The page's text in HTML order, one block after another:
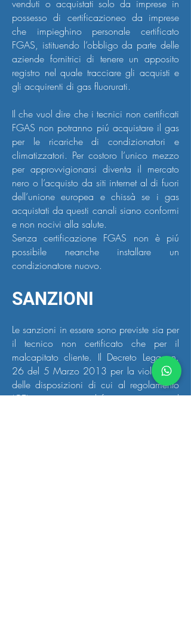
venduti o acquistati solo da imprese in
possesso di certificazioneo da imprese
che impieghino personale certificato
FGAS, istituendo l’obbligo da parte delle
aziende fornitrici di tenere un apposito
registro nel quale tracciare gli acquisti e
gli acquirenti di gas fluorurati.
Il che vuol dire che i tecnici non certificati
FGAS non potranno piú acquistare il gas
per le ricariche di condizionatori e
climatizzatori. Per costoro l’unico mezzo
per approvvigionarsi diventa il mercato
nero o l’acquisto da siti internet al di fuori
dell’unione europea e chissà se i gas
acquistati da questi canali siano conformi
e non nocivi alla salute.
Senza certificazione FGAS non è piú
possibile neanche installare un
condizionatore nuovo.
SANZIONI
Le sanzioni in essere sono previste sia per
il tecnico non certificato che per il
malcapitato cliente. Il Decreto Legge n.
26 del 5 Marzo 2013 per la violazione
delle disposizioni di cui al regolamento
(CE) sopra citato, definisce operatore il